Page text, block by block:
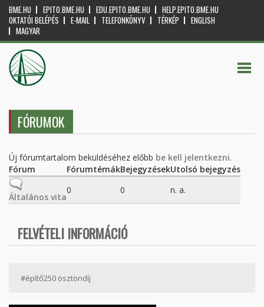
BME.HU EPITO.BME.HU EDU.EPITO.BME.HU
HELP.EPITO.BME.HU
OKTATÓI BELÉPÉS
E-MAIL TELEFONKÖNYV TÉRKÉP
ENGLISH
MAGYAR
FÓRUMOK
Új fórumtartalom beküldéséhez előbb be kell jelentkezni.
Fórum
FórumtémákBejegyzésekUtolsó bejegyzés
Nincs új bejegyzés
Általános vita
0 0 n. a.
FELVÉTELI INFORMÁCIÓ
#építő250 ösztöndíj